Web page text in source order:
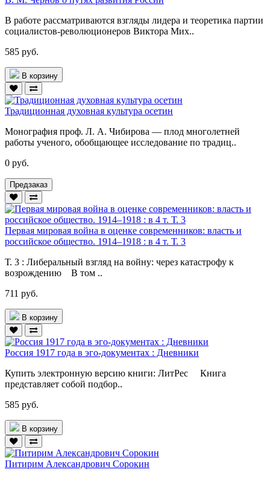
В работе рассматриваются взгляды лидера и теоретика партии
социалистов-революционеров Виктора Мих..
585 руб.
В корзину
Традиционная духовная культура осетин
Монография проф. Л. А. Чибирова — плод многолетней
работы ученого, обобщающее исследование по традиц..
0 руб.
Предзаказ
Первая мировая война в оценке современников: власть и
российское общество. 1914–1918 : в 4 т. Т. 3
Т. 3 : Либеральный взгляд на войну: через катастрофу к
возрождению В том ..
711 руб.
В корзину
Россия 1917 года в эго-документах : Дневники
Купить электронную версию книги: ЛитРес Книга
представляет собой подбор..
585 руб.
В корзину
Питирим Александрович Сорокин